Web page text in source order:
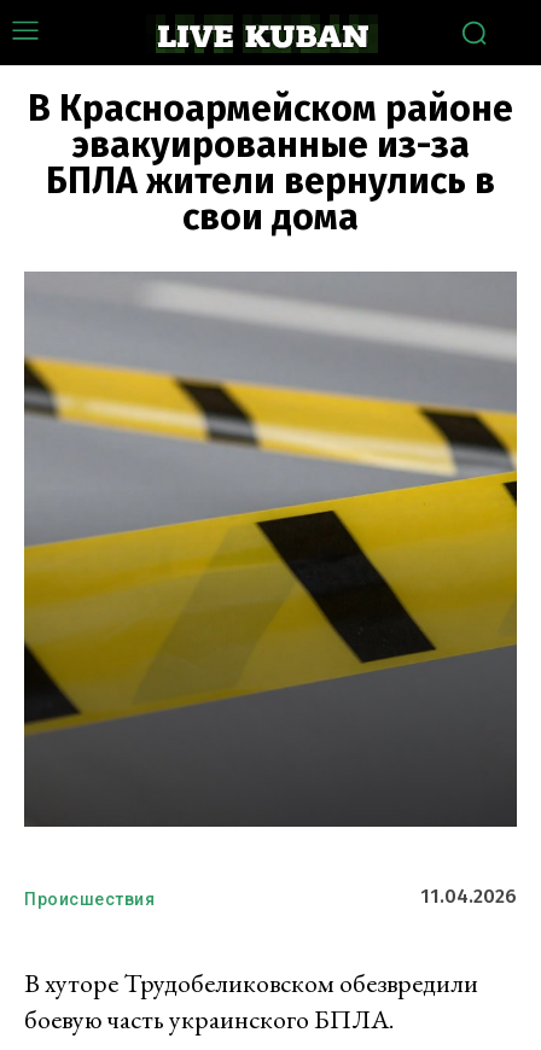
В Красноармейском районе
эвакуированные из-за
БПЛА жители вернулись в
свои дома
Происшествия 11.04.2026
В хуторе Трудобеликовском обезвредили
боевую часть украинского БПЛА.